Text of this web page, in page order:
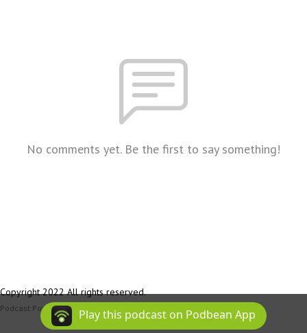
No comments yet. Be the first to say something!
Copyright 2022 All rights reserved.
Podcast Powered By Podbean
Play this podcast on Podbean App